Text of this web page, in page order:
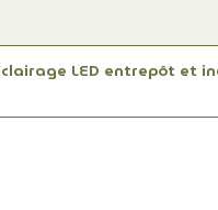
LED entrepôt et